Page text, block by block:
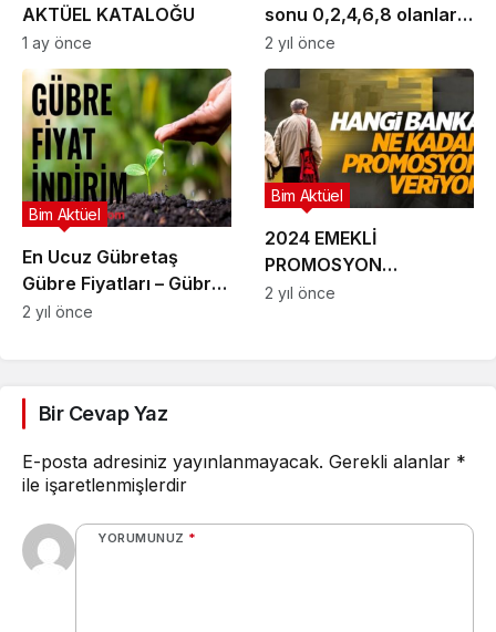
AKTÜEL KATALOĞU
1 ay önce
sonu 0,2,4,6,8 olanlar
dikkat! Hesaplara 7 bin
608 lira yattı! Hemen
alın!
2 yıl önce
En Ucuz Gübretaş
Gübre Fiyatları – Gübre
Fiyatları 2024 Listesi –
Bim Aktüel
2 yıl önce
2024 EMEKLİ
PROMOSYON
TUTARLARI (Akbank,
promosyon veren
bankalar
Bim Aktüel
2 yıl önce
Bir Cevap Yaz
E-posta adresiniz yayınlanmayacak. Gerekli alanlar *
ile işaretlenmişlerdir
YORUMUNUZ *